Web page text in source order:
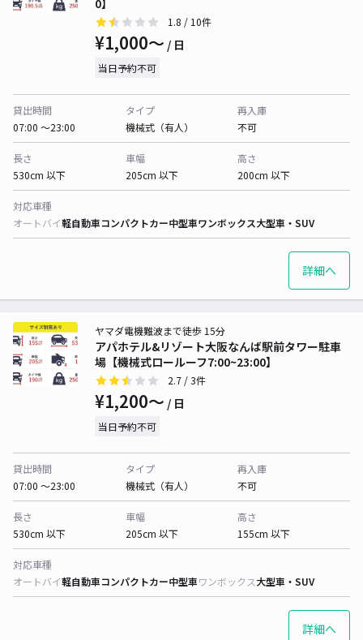
0】
1.8 / 10件
¥1,000〜 / 日
当日予約不可
貸出時間
07:00 〜23:00
タイプ
機械式（有人）
再入庫
不可
長さ
530cm 以下
車幅
205cm 以下
高さ
200cm 以下
対応車種
オートバイ軽自動車コンパクトカー中型車ワンボックス大型車・SUV
詳細へ
アパホテル&リゾート大阪なんば駅前タワー駐車
場【機械式ロールーフ7:00~23:00】
ヤマダ電機難波まで徒歩 15分
2.7 / 3件
¥1,200〜 / 日
当日予約不可
貸出時間
07:00 〜23:00
タイプ
機械式（有人）
再入庫
不可
長さ
530cm 以下
車幅
205cm 以下
高さ
155cm 以下
対応車種
オートバイ軽自動車コンパクトカー中型車ワンボックス大型車・SUV
詳細へ